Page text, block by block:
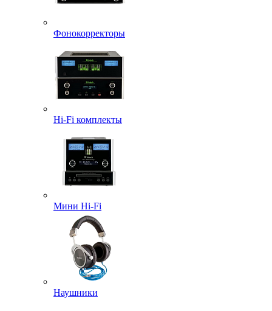
Фонокорректоры
Hi-Fi комплекты
Мини Hi-Fi
Наушники